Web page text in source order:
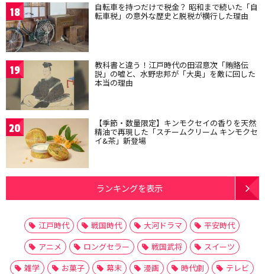
18 自転車を持つだけで税金？ 昭和まで続いた「自
転車税」の意外な歴史と脱税が横行した理由
19 教科書と違う！江戸時代の田沼意次「賄賂伝
説」の嘘と、水野忠邦が「大奥」を敵に回した
本当の理由
20 【季節・数量限定】キンモクセイの香りを天然
精油で再現した「スチームクリーム キンモクセ
イ&茶」新登場
ランキングを表示
江戸時代 戦国時代 大河ドラマ
平安時代
アニメ
ロングセラー 戦国武将
スイーツ
雑学
お菓子 幕末 漫画 時代劇
テレビ